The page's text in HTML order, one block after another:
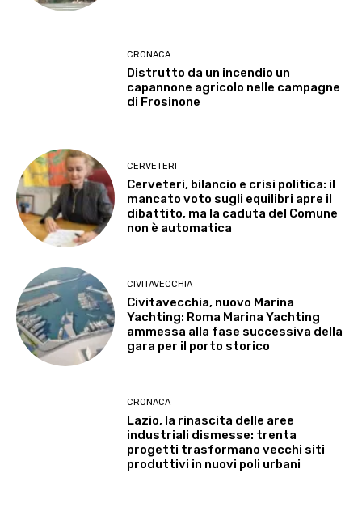
CRONACA
Distrutto da un incendio un
capannone agricolo nelle campagne
di Frosinone
CERVETERI
Cerveteri, bilancio e crisi politica: il
mancato voto sugli equilibri apre il
dibattito, ma la caduta del Comune
non è automatica
CIVITAVECCHIA
Civitavecchia, nuovo Marina
Yachting: Roma Marina Yachting
ammessa alla fase successiva della
gara per il porto storico
CRONACA
Lazio, la rinascita delle aree
industriali dismesse: trenta
progetti trasformano vecchi siti
produttivi in nuovi poli urbani